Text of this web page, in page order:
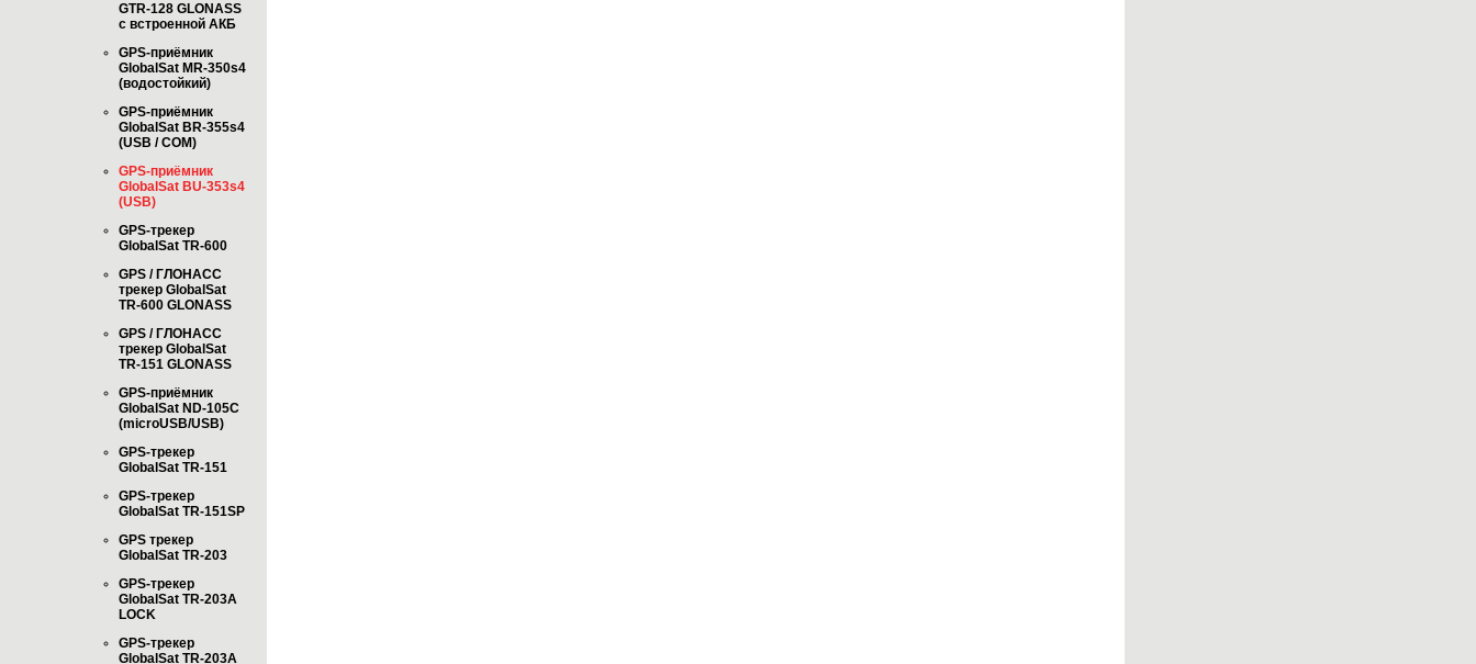
GTR-128 GLONASS
с встроенной АКБ
GPS-приёмник
GlobalSat MR-350s4
(водостойкий)
GPS-приёмник
GlobalSat BR-355s4
(USB / COM)
GPS-приёмник
GlobalSat BU-353s4
(USB)
GPS-трекер
GlobalSat TR-600
GPS / ГЛОНАСС
трекер GlobalSat
TR-600 GLONASS
GPS / ГЛОНАСС
трекер GlobalSat
TR-151 GLONASS
GPS-приёмник
GlobalSat ND-105C
(microUSB/USB)
GPS-трекер
GlobalSat TR-151
GPS-трекер
GlobalSat TR-151SP
GPS трекер
GlobalSat TR-203
GPS-трекер
GlobalSat TR-203А
LOCK
GPS-трекер
GlobalSat TR-203А